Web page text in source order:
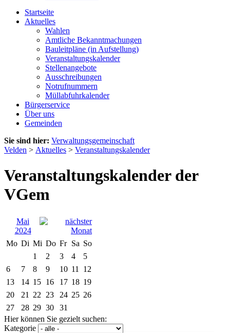
Startseite
Aktuelles
Wahlen
Amtliche Bekanntmachungen
Bauleitpläne (in Aufstellung)
Veranstaltungskalender
Stellenangebote
Ausschreibungen
Notrufnummern
Müllabfuhrkalender
Bürgerservice
Über uns
Gemeinden
Sie sind hier: Verwaltungsgemeinschaft
Velden > Aktuelles > Veranstaltungskalender
Veranstaltungskalender der
VGem
Mai
2024
Mo Di Mi Do Fr Sa So
1
2 3 4
5
6
7 8 9 10 11
12
13
14 15 16 17 18 19
20
21 22 23 24 25 26
27
28 29 30
31
Hier können Sie gezielt suchen:
Kategorie